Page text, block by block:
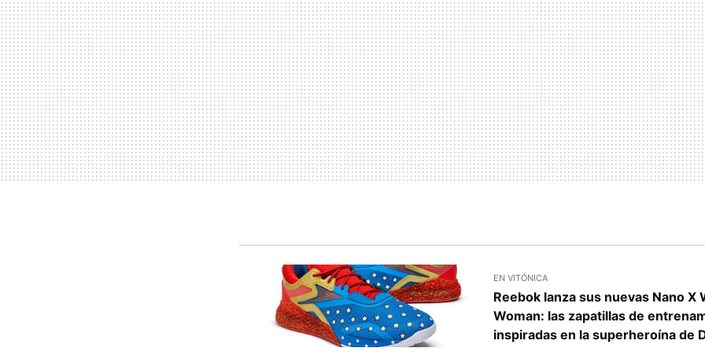
EN VITÓNICA
Reebok lanza sus nuevas Nano X
Woman: las zapatillas de
inspiradas en la superheroína de